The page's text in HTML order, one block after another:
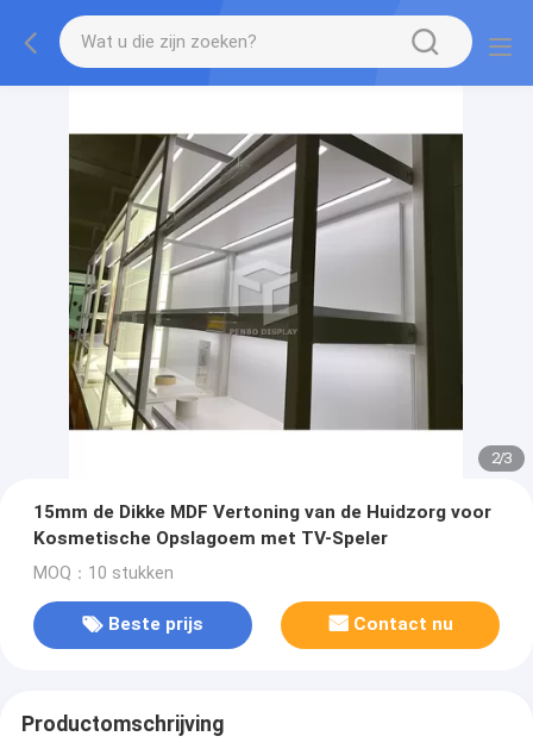
2/3
15mm de Dikke MDF Vertoning van de Huidzorg voor
Kosmetische Opslagoem met TV-Speler
MOQ：10 stukken
Beste prijs Contact nu
Productomschrijving